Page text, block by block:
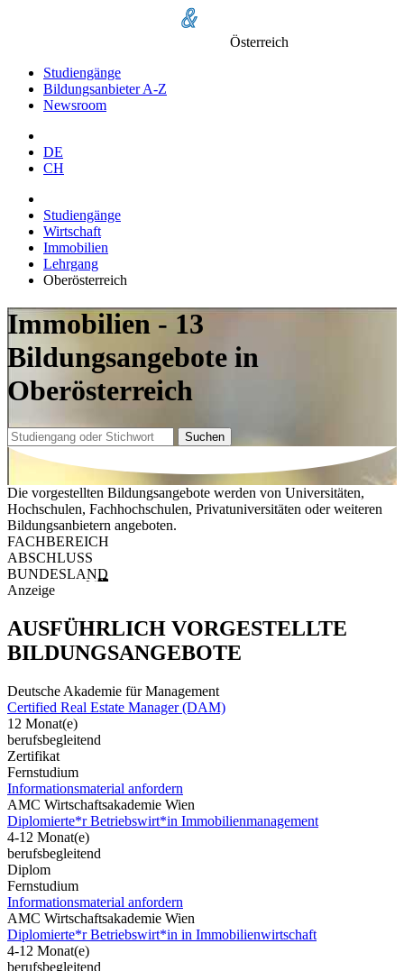
Österreich
Studiengänge
Bildungsanbieter A-Z
Newsroom
DE
CH
Studiengänge
Wirtschaft
Immobilien
Lehrgang
Oberösterreich
Immobilien - 13
Bildungsangebote in
Oberösterreich
Suchen
Die vorgestellten Bildungsangebote werden von Universitäten,
Hochschulen, Fachhochschulen, Privatuniversitäten oder weiteren
Bildungsanbietern angeboten.
FACHBEREICH
ABSCHLUSS
BUNDESLAND
Anzeige
AUSFÜHRLICH VORGESTELLTE
BILDUNGSANGEBOTE
Deutsche Akademie für Management
Certified Real Estate Manager (DAM)
12 Monat(e)
berufsbegleitend
Zertifikat
Fernstudium
Informationsmaterial anfordern
AMC Wirtschaftsakademie Wien
Diplomierte*r Betriebswirt*in Immobilienmanagement
4-12 Monat(e)
berufsbegleitend
Diplom
Fernstudium
Informationsmaterial anfordern
AMC Wirtschaftsakademie Wien
Diplomierte*r Betriebswirt*in in Immobilienwirtschaft
4-12 Monat(e)
berufsbegleitend